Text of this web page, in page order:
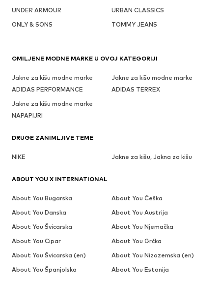
UNDER ARMOUR
URBAN CLASSICS
ONLY & SONS
TOMMY JEANS
OMILJENE MODNE MARKE U OVOJ KATEGORIJI
Jakne za kišu modne marke
ADIDAS PERFORMANCE
Jakne za kišu modne marke
ADIDAS TERREX
Jakne za kišu modne marke
NAPAPIJRI
DRUGE ZANIMLJIVE TEME
NIKE Jakne za kišu, Jakna za kišu
ABOUT YOU X INTERNATIONAL
About You Bugarska
About You Češka
About You Danska
About You Austrija
About You Švicarska
About You Njemačka
About You Cipar
About You Grčka
About You Švicarska (en)
About You Nizozemska (en)
About You Španjolska
About You Estonija